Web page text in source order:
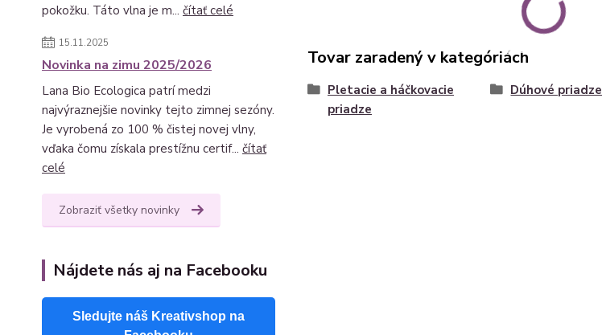
pokožku. Táto vlna je m... čítať celé
15.11.2025
Novinka na zimu 2025/2026
Lana Bio Ecologica patrí medzi
najvýraznejšie novinky tejto zimnej sezóny.
Je vyrobená zo 100 % čistej novej vlny,
vďaka čomu získala prestížnu certif... čítať
celé
Zobraziť všetky novinky
Nájdete nás aj na Facebooku
Sledujte náš Kreativshop na
Tovar zaradený v kategóriách
Pletacie a háčkovacie
priadze
Dúhové priadze